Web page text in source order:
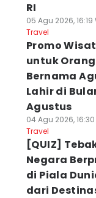
RI
05 Agu 2026, 16:19
Travel
Promo
untuk Orang
Bernama
Lahir di
Agustus
04 Agu 2026, 16:30
Travel
[QUIZ]
Negara
di Piala
dari